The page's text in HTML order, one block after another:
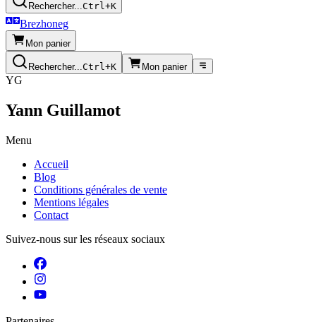
Rechercher...Ctrl+K
Brezhoneg
Mon panier
Rechercher...Ctrl+K Mon panier
YG
Yann Guillamot
Menu
Accueil
Blog
Conditions générales de vente
Mentions légales
Contact
Suivez-nous sur les réseaux sociaux